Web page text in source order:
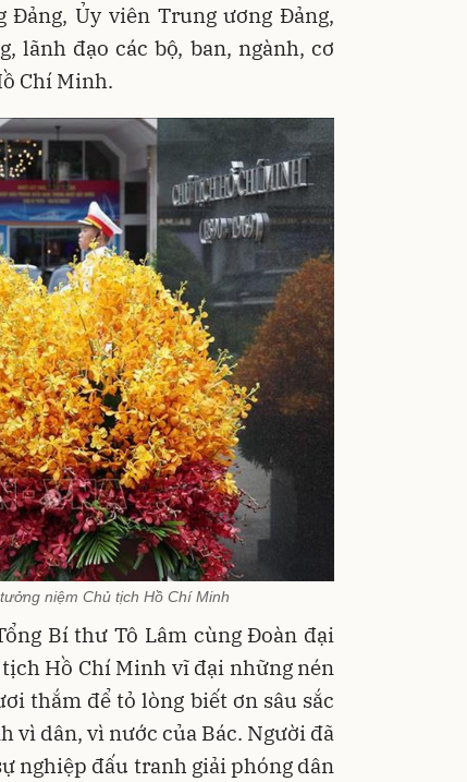
Ủy viên Trung ương Đảng,
lãnh đạo các bộ, ban, ngành, cơ
Chí Minh.
niệm Chủ tịch Hồ Chí Minh
Bí thư Tô Lâm cùng Đoàn đại
Hồ Chí Minh vĩ đại những nén
thắm để tỏ lòng biết ơn sâu sắc
vì dân, vì nước của Bác. Người đã
nghiệp đấu tranh giải phóng dân